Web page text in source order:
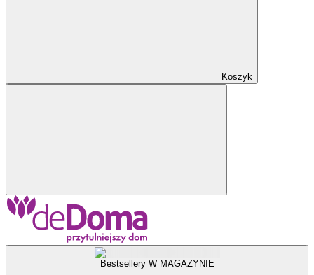
Koszyk
Bestsellery W MAGAZYNIE